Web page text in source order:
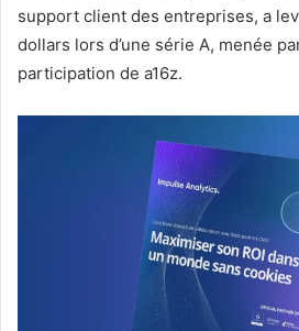
support client des entreprises, a
dollars lors d’une série A, menée
participation de a16z.